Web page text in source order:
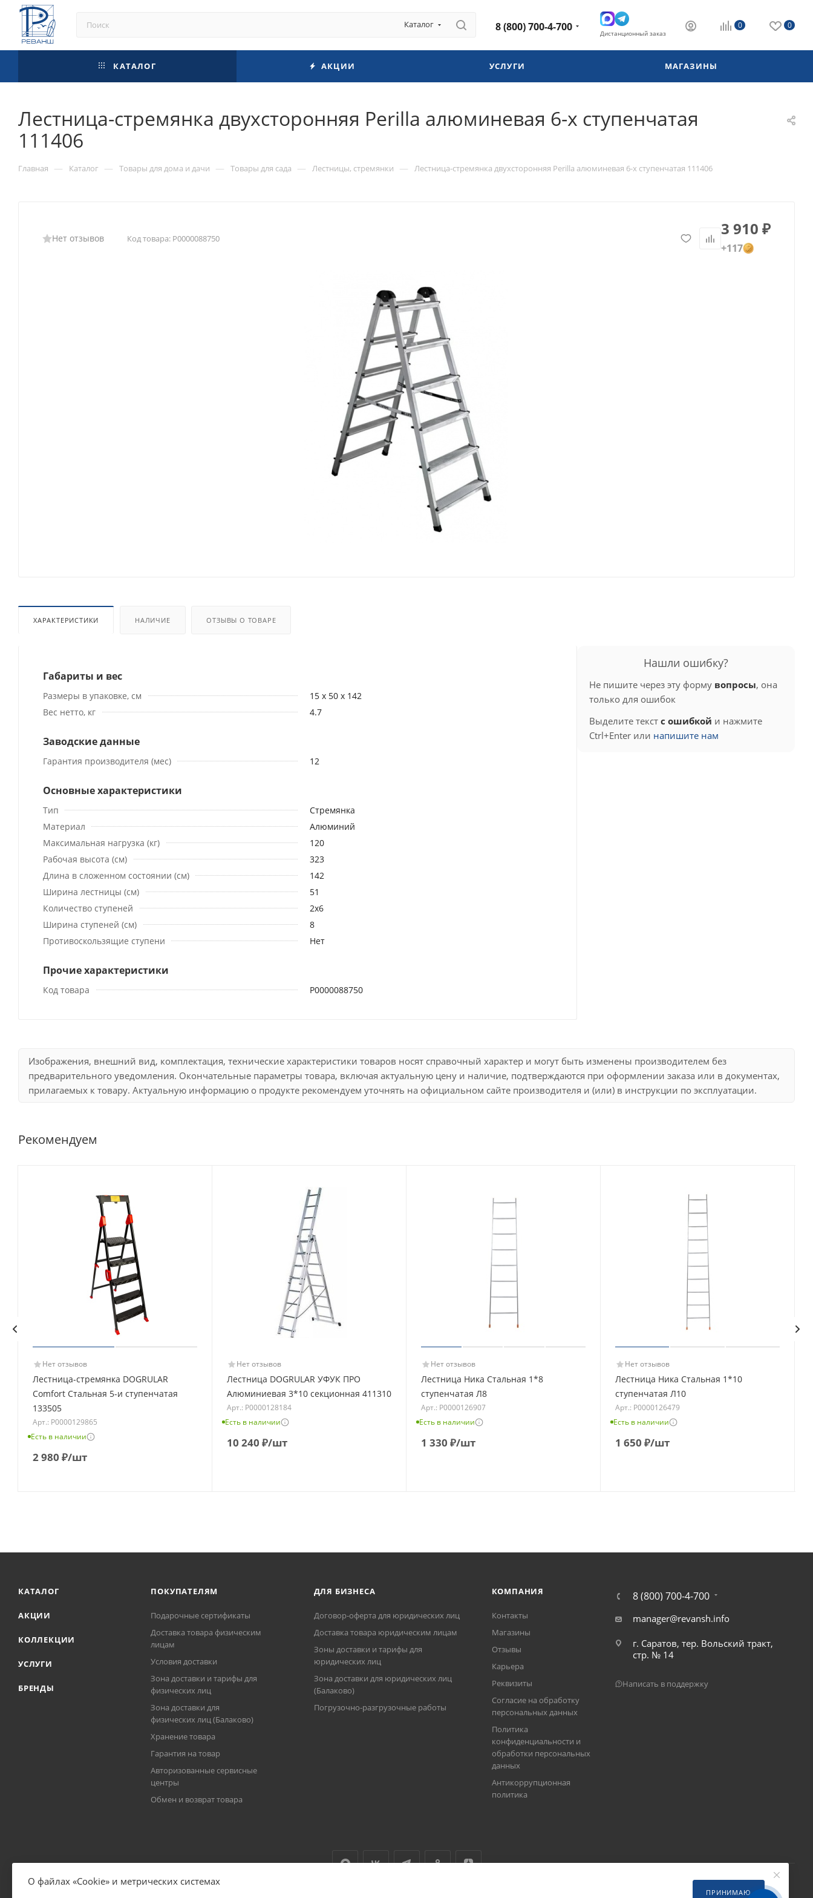
Каталог 8 (800) 700-4-700 Дистанционный заказ
0 0
КАТАЛОГ АКЦИИ УСЛУГИ МАГАЗИНЫ
Лестница-стремянка двухсторонняя Perilla алюминевая 6-х ступенчатая
111406
Главная — Каталог — Товары для дома и дачи — Товары для сада — Лестницы, стремянки — Лестница-стремянка двухсторонняя Perilla алюминевая 6-х ступенчатая 111406
Нет отзывов Код товара: Р0000088750 3 910 ₽
+117
ХАРАКТЕРИСТИКИ НАЛИЧИЕ ОТЗЫВЫ О ТОВАРЕ
Габариты и вес
Размеры в упаковке, см
15 x 50 x 142
Вес нетто, кг
4.7
Заводские данные
Гарантия производителя (мес) 12
Основные характеристики
Тип
Стремянка
Материал
Алюминий
Максимальная нагрузка (кг)
120
Рабочая высота (см)
323
Длина в сложенном состоянии (см)
142
Ширина лестницы (см)
51
Количество ступеней
2х6
Ширина ступеней (см)
8
Противоскользящие ступени
Нет
Прочие характеристики
Код товара Р0000088750
Нашли ошибку?
Не пишите через эту форму вопросы, она
только для ошибок
Выделите текст с ошибкой и нажмите
Ctrl+Enter или напишите нам
Изображения, внешний вид, комплектация, технические характеристики товаров носят справочный характер и могут быть изменены производителем без
предварительного уведомления. Окончательные параметры товара, включая актуальную цену и наличие, подтверждаются при оформлении заказа или в документах,
прилагаемых к товару. Актуальную информацию о продукте рекомендуем уточнять на официальном сайте производителя и (или) в инструкции по эксплуатации.
Рекомендуем
Нет отзывов
Лестница-стремянка DOGRULAR
Comfort Стальная 5-и ступенчатая
133505
Арт.: Р0000129865
Есть в наличии
2 980 ₽/шт
Нет отзывов
Лестница DOGRULAR УФУК ПРО
Алюминиевая 3*10 секционная 411310
Арт.: Р0000128184
Есть в наличии
10 240 ₽/шт
Нет отзывов
Лестница Ника Стальная 1*8
ступенчатая Л8
Арт.: Р0000126907
Есть в наличии
1 330 ₽/шт
Нет отзывов
Лестница Ника Стальная 1*10
ступенчатая Л10
Арт.: Р0000126479
Есть в наличии
1 650 ₽/шт
КАТАЛОГ
АКЦИИ
КОЛЛЕКЦИИ
УСЛУГИ
БРЕНДЫ
ПОКУПАТЕЛЯМ
Подарочные сертификаты
Доставка товара физическим
лицам
Условия доставки
Зона доставки и тарифы для
физических лиц
Зона доставки для
физических лиц (Балаково)
Хранение товара
Гарантия на товар
Авторизованные сервисные
центры
Обмен и возврат товара
ДЛЯ БИЗНЕСА
Договор-оферта для юридических лиц
Доставка товара юридическим лицам
Зоны доставки и тарифы для
юридических лиц
Зона доставки для юридических лиц
(Балаково)
Погрузочно-разгрузочные работы
КОМПАНИЯ
Контакты
Магазины
Отзывы
Карьера
Реквизиты
Согласие на обработку
персональных данных
Политика
конфиденциальности и
обработки персональных
данных
Антикоррупционная
политика
8 (800) 700-4-700
manager@revansh.info
г. Саратов, тер. Вольский тракт,
стр. № 14
Написать в поддержку
О файлах «Cookie» и метрических системах
ПРИНИМАЮ